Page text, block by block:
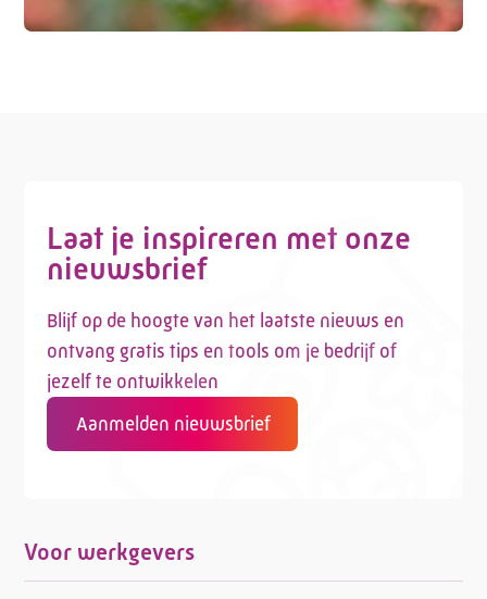
Contactformulier
Laat je inspireren met onze
nieuwsbrief
Blijf op de hoogte van het laatste nieuws en
ontvang gratis tips en tools om je bedrijf of
jezelf te ontwikkelen
Aanmelden nieuwsbrief
Voor werkgevers